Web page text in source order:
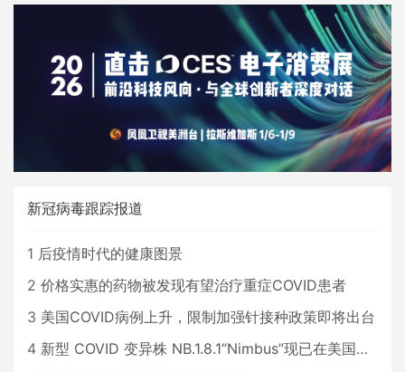
新冠病毒跟踪报道
1 后疫情时代的健康图景
2 价格实惠的药物被发现有望治疗重症COVID患者
3 美国COVID病例上升，限制加强针接种政策即将出台
4 新型 COVID 变异株 NB.1.8.1“Nimbus”现已在美国占据主导地位